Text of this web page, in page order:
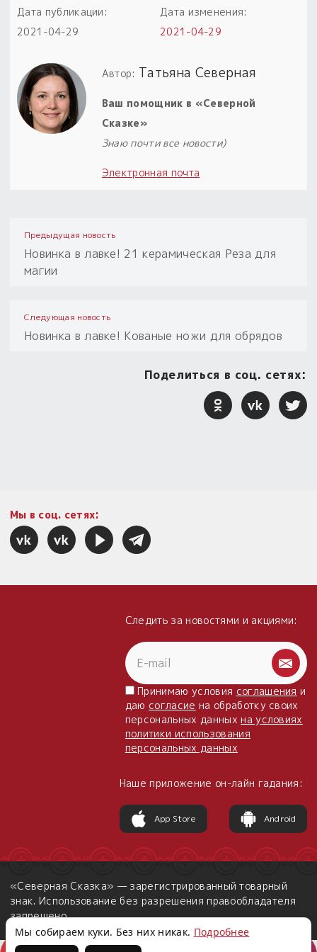
Дата публикации:
2021-04-29
Дата изменения:
2021-04-29
Автор: Татьяна Северная
Ваш помощник в «Северной
Сказке»
Знаю почти все новости)
Электронная почта
Предыдущая новость
Новинка в лавке! 21 керамическая Реза для
магии
Следующая новость
Новинка в лавке! Кованые ножи для обрядов
Поделиться в соц. сетях:
Мы в соц. сетях:
Следить за новостями и акциями:
Принимаю условия соглашения и
даю согласие на обработку своих
персональных данныхна условиях
политики использования
персональных данных
Наше приложение он-лайн гадания:
App Store Android
«Северная Сказка» — зарегистрированный товарный
знак. Использование без разрешения правообладателя
запрещено.
Мы собираем куки. Без них никак. Подробнее